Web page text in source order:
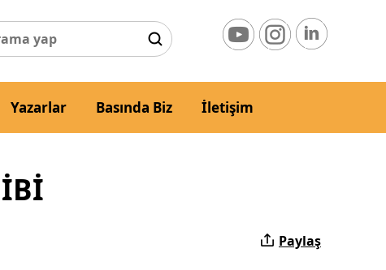
Yazarlar Basında Biz İletişim
Paylaş